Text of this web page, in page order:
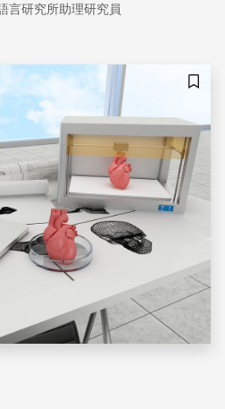
言研究所助理研究員
儲存